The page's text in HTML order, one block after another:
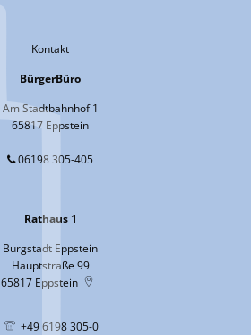
Kontakt
BürgerBüro
Am Stadtbahnhof 1
65817 Eppstein
06198 305-405
Rathaus 1
Burgstadt Eppstein
Hauptstraße 99
65817 Eppstein
+49 6198 305-0